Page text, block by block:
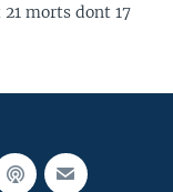
morts dont 17